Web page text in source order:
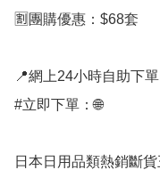
🈹團購優惠：$68套
📍網上24小時自助下單
#立即下單：🌐
日本日用品類熱銷斷